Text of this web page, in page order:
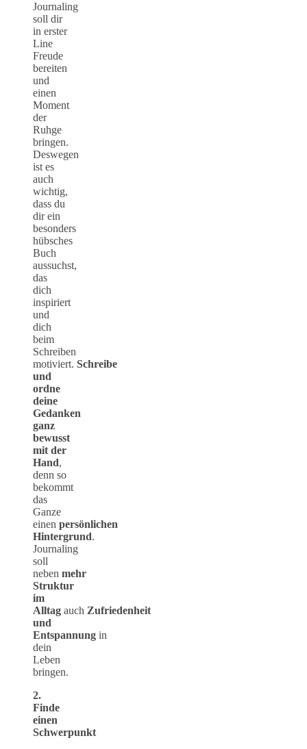
Journaling
soll dir
in erster
Line
Freude
bereiten
und
einen
Moment
der
Ruhge
bringen.
Deswegen
ist es
auch
wichtig,
dass du
dir ein
besonders
hübsches
Buch
aussuchst,
das
dich
inspiriert
und
dich
beim
Schreiben
motiviert. Schreibe
und
ordne
deine
Gedanken
ganz
bewusst
mit der
Hand,
denn so
bekommt
das
Ganze
einen persönlichen
Hintergrund.
Journaling
soll
neben mehr
Struktur
im
Alltag auch Zufriedenheit
und
Entspannung in
dein
Leben
bringen.
2.
Finde
einen
Schwerpunkt